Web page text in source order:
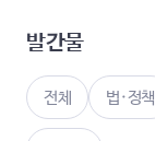
발간물
전체 법·정책